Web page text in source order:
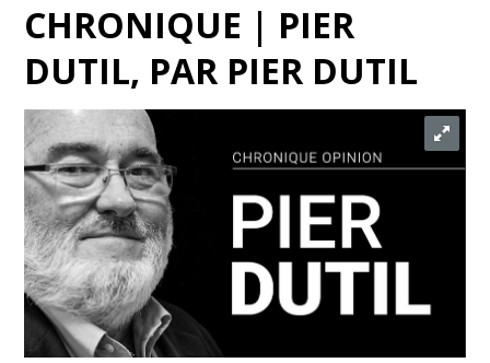
CHRONIQUE | PIER
DUTIL, PAR PIER DUTIL